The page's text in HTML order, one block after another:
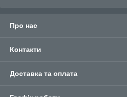
Про нас
Контакти
Доставка та оплата